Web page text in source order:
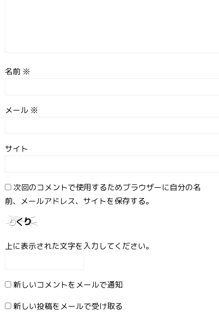
名前 ※
メール ※
サイト
次回のコメントで使用するためブラウザーに自分の名
前、メールアドレス、サイトを保存する。
上に表示された文字を入力してください。
新しいコメントをメールで通知
新しい投稿をメールで受け取る